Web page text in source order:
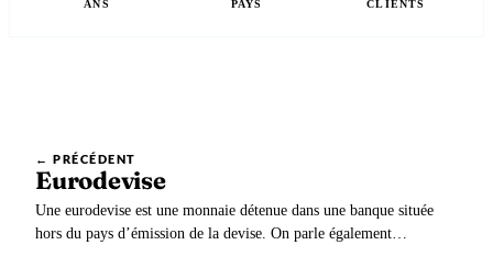
ANS PAYS CLIENTS
← PRÉCÉDENT
Eurodevise
Une eurodevise est une monnaie détenue dans une banque située
hors du pays d’émission de la devise. On parle également